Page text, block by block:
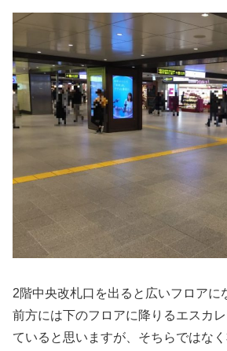
2階中央改札口を出ると広いフロアに
前方には下のフロアに降りるエスカ
ていると思いますが、そちらではな